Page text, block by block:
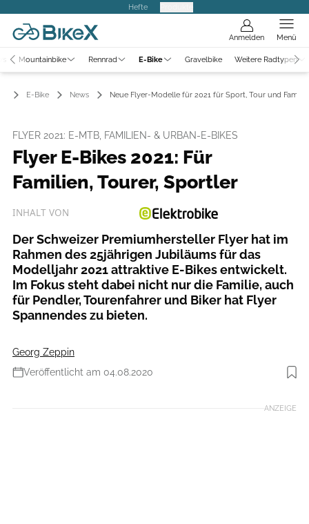
Hefte
Anmelden Menü
Mountainbike Rennrad E-Bike Gravelbike Weitere Radtypen
E-Bike News Neue Flyer-Modelle für 2021 für Sport, Tour und
FLYER 2021: E-MTB, FAMILIEN- & URBAN-E-BIKES
Flyer E-Bikes 2021: Für
Familien, Tourer, Sportler
INHALT VON
Der Schweizer Premiumhersteller Flyer hat im
Rahmen des 25jährigen Jubiläums für das
Modelljahr 2021 attraktive E-Bikes entwickelt.
Im Fokus steht dabei nicht nur die Familie, auch
für Pendler, Tourenfahrer und Biker hat Flyer
Spannendes zu bieten.
Georg Zeppin
Veröffentlicht am 04.08.2020
Foto: Flyer
ANZEIGE